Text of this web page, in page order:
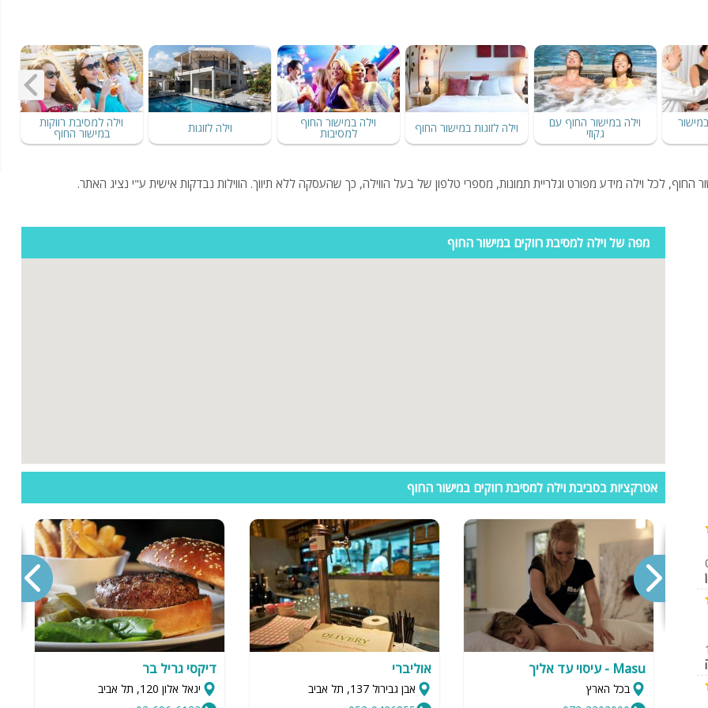
וילה במישור החוף עם
גקוזי וילה לזוגות במישור החוף וילה במישור החוף
למסיבות וילה לזוגות וילה למסיבת רווקות
במישור החוף
לכל וילה מידע מפורט וגלריית תמונות, מספרי טלפון של בעל הווילה, כך שהעסקה ללא תיווך. הווילות נבדקות אישית ע"י נציג האתר.
מפה של וילה למסיבת רווקים במישור החוף
אטרקציות בסביבת וילה למסיבת רווקים במישור החוף
Masu - עיסוי עד אליך
בכל הארץ
אוליברי
אבן גבירול 137, תל אביב
דיקסי גריל בר
יגאל אלון 120, תל אביב